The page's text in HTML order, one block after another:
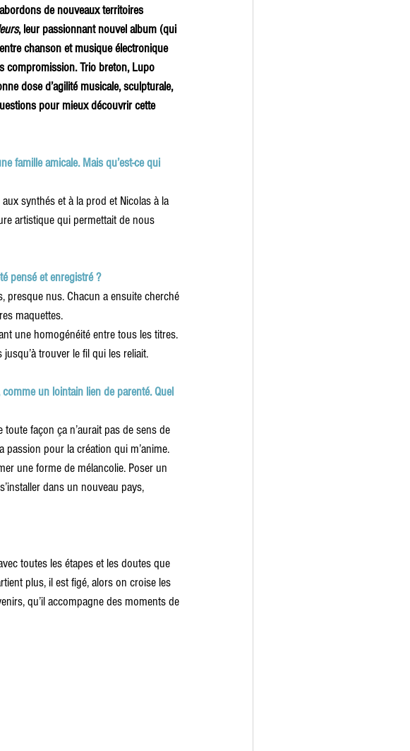
de nouveaux territoires
, leur passionnant nouvel album (qui
chanson et musique électronique
compromission. Trio breton, Lupo
dose d’agilité musicale, sculpturale,
pour mieux découvrir cette
famille amicale. Mais qu’est-ce qui
synthés et à la prod et Nicolas à la
artistique qui permettait de nous
pensé et enregistré ?
presque nus. Chacun a ensuite cherché
maquettes.
une homogénéité entre tous les titres.
trouver le fil qui les reliait.
comme un lointain lien de parenté. Quel
façon ça n’aurait pas de sens de
pour la création qui m’anime.
une forme de mélancolie. Poser un
dans un nouveau pays,
toutes les étapes et les doutes que
plus, il est figé, alors on croise les
qu’il accompagne des moments de